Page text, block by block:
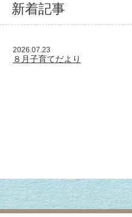
新着記事
2026.07.23
８月子育てだより